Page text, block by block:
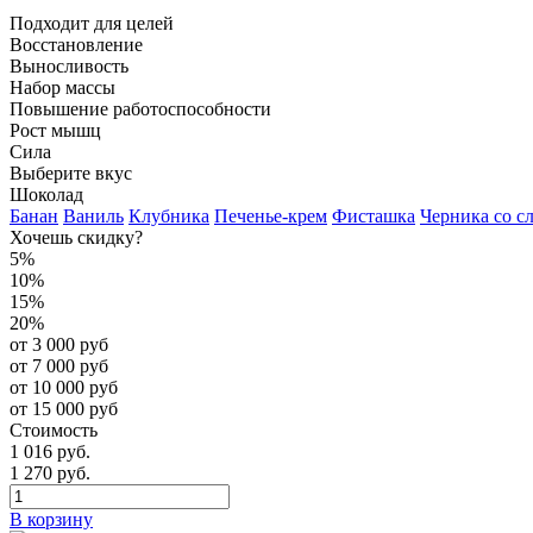
Подходит для целей
Восстановление
Выносливость
Набор массы
Повышение работоспособности
Рост мышц
Сила
Выберите вкус
Шоколад
Банан Ваниль Клубника Печенье-крем Фисташка Черника со
Хочешь скидку?
5%
10%
15%
20%
от 3 000 руб
от 7 000 руб
от 10 000 руб
от 15 000 руб
Стоимость
1 016 руб.
1 270 руб.
В корзину